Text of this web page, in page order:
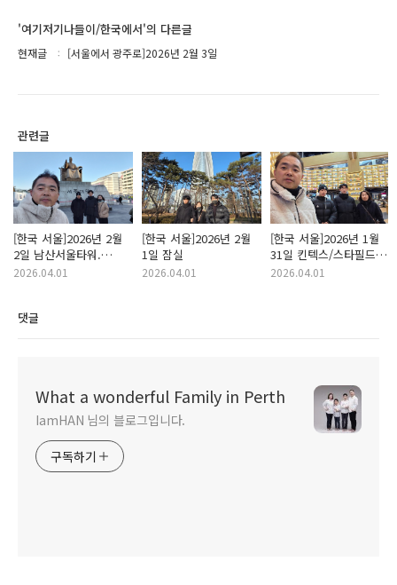
'여기저기나들이/한국에서'의 다른글
현재글 [서울에서 광주로]2026년 2월 3일
관련글
[한국 서울]2026년 2월
2일 남산서울타워.
광화문.청계천
2026.04.01
[한국 서울]2026년 2월
1일 잠실
2026.04.01
[한국 서울]2026년 1월
31일 킨텍스/스타필드/
명동
2026.04.01
댓글
What a wonderful Family in Perth
IamHAN 님의 블로그입니다.
구독하기